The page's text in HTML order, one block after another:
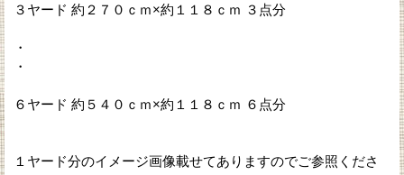
３ヤード 約２７０ｃｍ×約１１８ｃｍ ３点分
・
・
６ヤード 約５４０ｃｍ×約１１８ｃｍ ６点分
１ヤード分のイメージ画像載せてありますのでご参照くださ